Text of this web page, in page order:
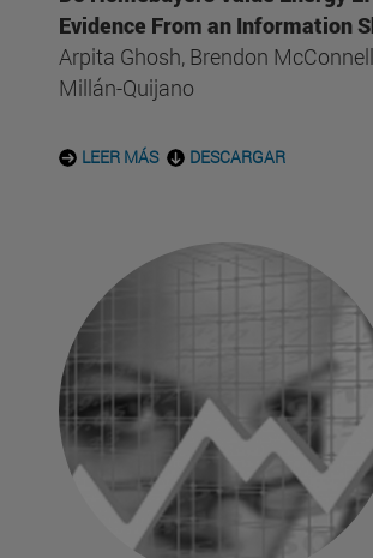
Evidence From an Information
Arpita Ghosh, Brendon
Millán-Quijano
LEER MÁS DESCARGAR